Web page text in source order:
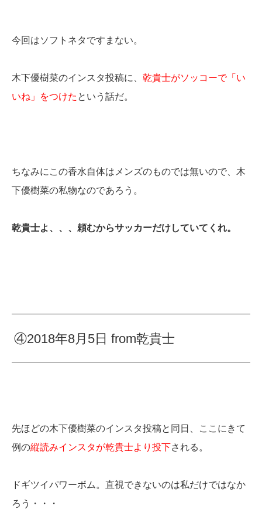
今回はソフトネタですまない。
木下優樹菜のインスタ投稿に、 乾貴士がソッコーで「い
いね」をつけた という話だ。
ちなみにこの香水自体はメンズのものでは無いので、木
下優樹菜の私物なのであろう。
乾貴士よ、、、頼むからサッカーだけしていてくれ。
④2018年8月5日 from乾貴士
先ほどの木下優樹菜のインスタ投稿と同日、ここにきて
例の縦読みインスタが乾貴士より投下される。
ドギツイパワーボム。直視できないのは私だけではなか
ろう・・・